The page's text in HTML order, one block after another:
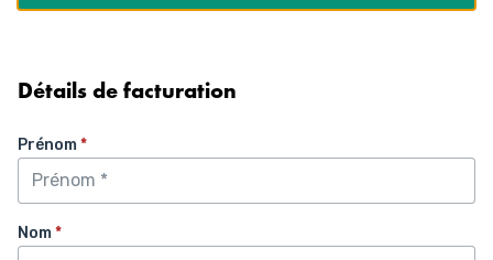
Détails de facturation
Prénom*
Nom*